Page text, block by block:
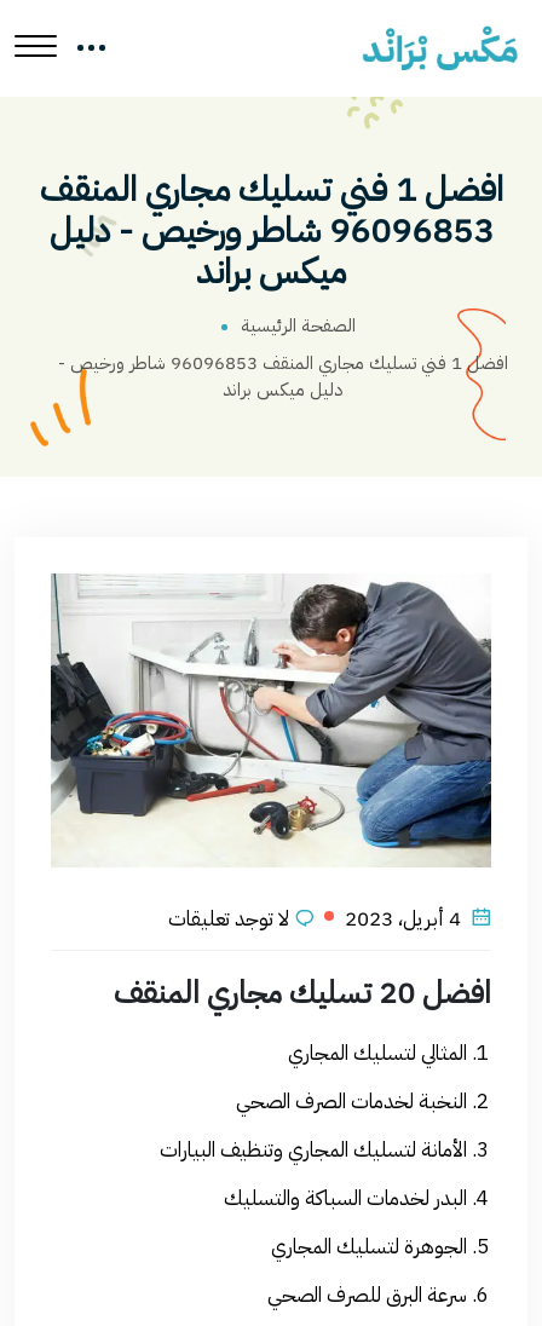
افضل 1 فني تسليك مجاري المنقف
96096853 شاطر ورخيص - دليل
ميكس براند
الصفحة الرئيسية
افضل 1 فني تسليك مجاري المنقف 96096853 شاطر ورخيص -
دليل ميكس براند
لا توجد تعليقات
افضل 20 تسليك مجاري المنقف
المثالي لتسليك المجاري
النخبة لخدمات الصرف الصحي
الأمانة لتسليك المجاري وتنظيف البيارات
البدر لخدمات السباكة والتسليك
الجوهرة لتسليك المجاري
سرعة البرق للصرف الصحي